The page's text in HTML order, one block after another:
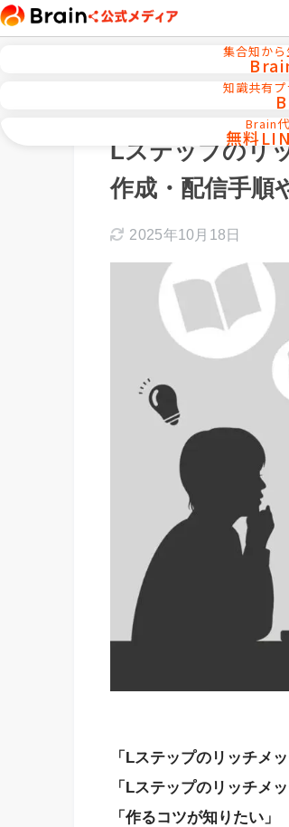
集合知か
知識共有
Brain
無料
メルマガ／LINE
Lステップのリ
作成・配信手順
2025年10月18日
「Lステップのリッチメ
「Lステップのリッチメ
「作るコツが知りたい」